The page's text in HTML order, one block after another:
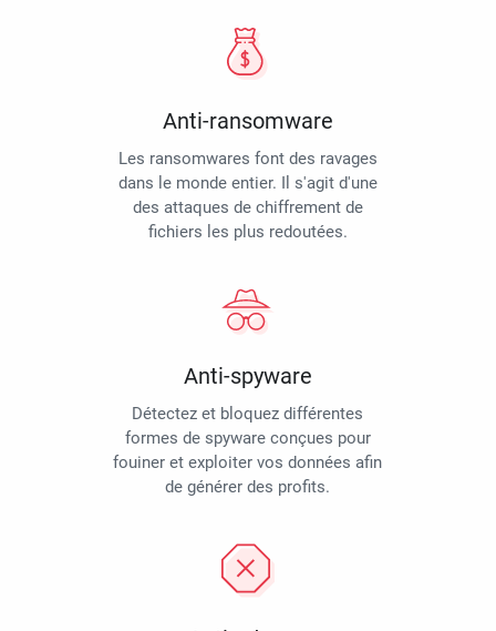
Anti-ransomware
Les ransomwares font des ravages
dans le monde entier. Il s'agit d'une
des attaques de chiffrement de
fichiers les plus redoutées.
Anti-spyware
Détectez et bloquez différentes
formes de spyware conçues pour
fouiner et exploiter vos données afin
de générer des profits.